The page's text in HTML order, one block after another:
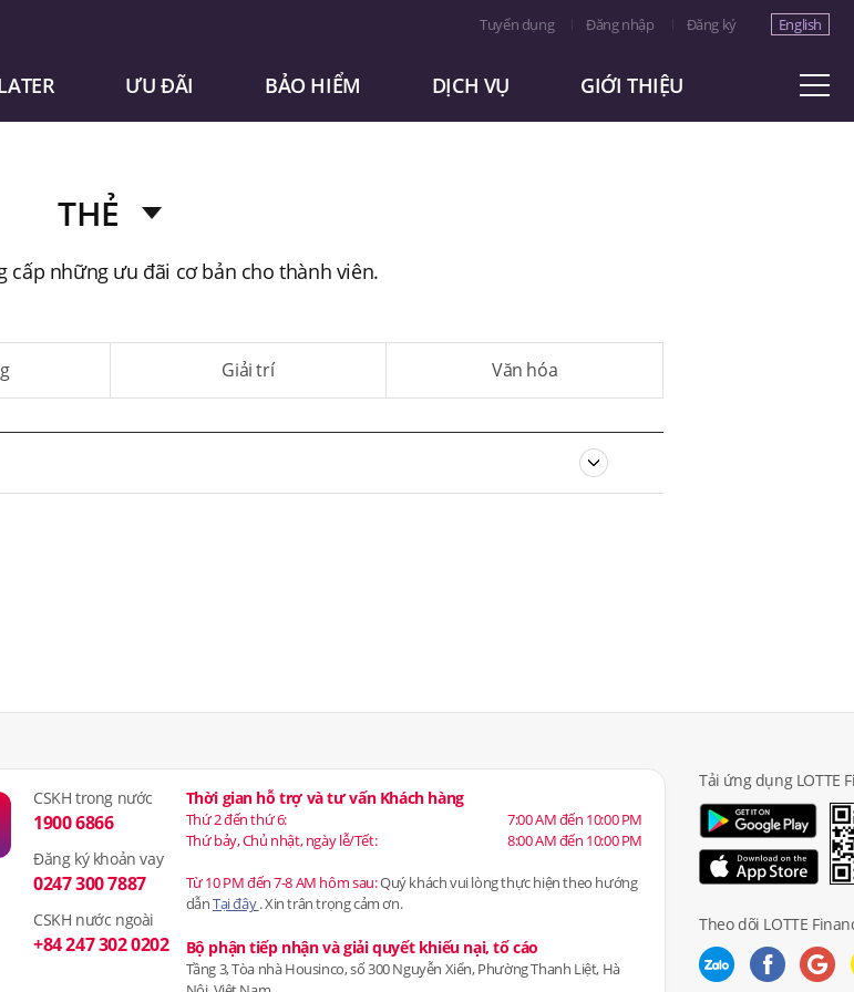
Tuyển dụng Đăng nhập Đăng ký English
ƯU ĐÃI BẢO HIỂM DỊCH VỤ GIỚI THIỆU
THẺ
cấp những ưu đãi cơ bản cho thành viên.
Giải trí Văn hóa
CSKH trong nước
1900 6866
Đăng ký khoản vay
0247 300 7887
CSKH nước ngoài
+84 247 302 0202
Thời gian hỗ trợ và tư vấn Khách hàng
Thứ 2 đến thứ 6:
7:00 AM đến 10:00 PM
Thứ bảy, Chủ nhật, ngày lễ/Tết:
8:00 AM đến 10:00 PM
Từ 10 PM đến 7-8 AM hôm sau:Quý khách vui lòng thực hiện theo hướng
dẫnTại đây. Xin trân trọng cảm ơn.
Bộ phận tiếp nhận và giải quyết khiếu nại, tố cáo
Tầng 3, Tòa nhà Housinco, số 300 Nguyễn Xiển, Phường Thanh Liệt, Hà
Tải ứng dụng LOTTE
Theo dõi LOTTE